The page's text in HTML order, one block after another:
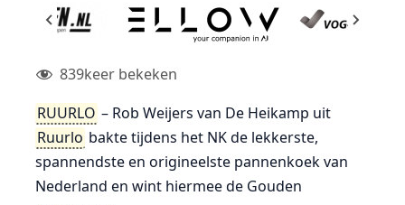
839keer bekeken
RUURLO – Rob Weijers van De Heikamp uit
Ruurlo bakte tijdens het NK de lekkerste,
spannendste en origineelste pannenkoek van
Nederland en wint hiermee de Gouden